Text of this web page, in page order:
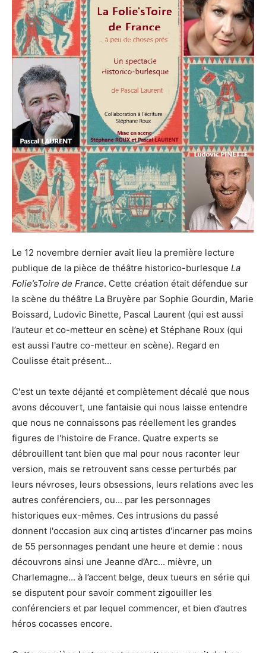
Le 12 novembre dernier avait lieu la première lecture
publique de la pièce de théâtre historico-burlesque La
Folie’sToire de France. Cette création était défendue sur
la scène du théâtre La Bruyère par Sophie Gourdin, Marie
Boissard, Ludovic Binette, Pascal Laurent (qui est aussi
l’auteur et co-metteur en scène) et Stéphane Roux (qui
est aussi l'autre co-metteur en scène). Regard en
Coulisse était présent...
C'est un texte déjanté et complètement décalé que nous
avons découvert, une fantaisie qui nous laisse entendre
que nous ne connaissons pas réellement les grandes
figures de l'histoire de France. Quatre experts se
débrouillent tant bien que mal pour nous raconter leur
version, mais se retrouvent sans cesse perturbés par
leurs névroses, leurs obsessions, leurs relations avec les
autres conférenciers, ou... par les personnages
historiques eux-mêmes. Ces intrusions du passé
donnent l'occasion aux cinq artistes d'incarner pas moins
de 55 personnages pendant une heure et demie : nous
découvrons ainsi une Jeanne d’Arc... mièvre, un
Charlemagne... à l’accent belge, deux tueurs en série qui
se disputent pour savoir comment zigouiller les
conférenciers et par lequel commencer, et bien d’autres
héros cocasses encore.